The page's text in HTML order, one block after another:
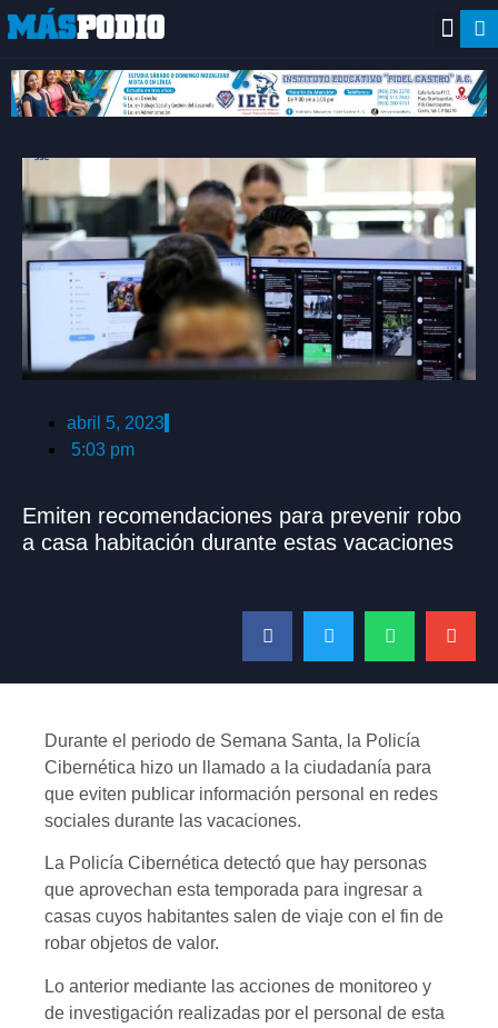
abril 5, 2023
5:03 pm
Emiten recomendaciones para prevenir robo
a casa habitación durante estas vacaciones
Durante el periodo de Semana Santa, la Policía
Cibernética hizo un llamado a la ciudadanía para
que eviten publicar información personal en redes
sociales durante las vacaciones.
La Policía Cibernética detectó que hay personas
que aprovechan esta temporada para ingresar a
casas cuyos habitantes salen de viaje con el fin de
robar objetos de valor.
Lo anterior mediante las acciones de monitoreo y
de investigación realizadas por el personal de esta